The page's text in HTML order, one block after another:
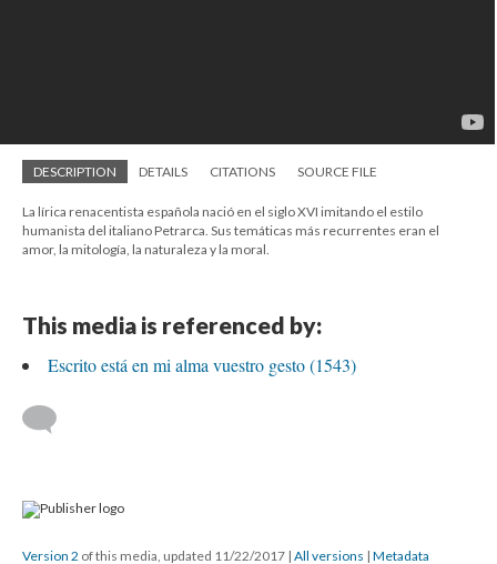
DESCRIPTION DETAILS CITATIONS SOURCE FILE
La lírica renacentista española nació en el siglo XVI imitando el estilo
humanista del italiano Petrarca. Sus temáticas más recurrentes eran el
amor, la mitología, la naturaleza y la moral.
This media is referenced by:
Escrito está en mi alma vuestro gesto (1543)
Version 2 of this media, updated 11/22/2017 | All versions | Metadata